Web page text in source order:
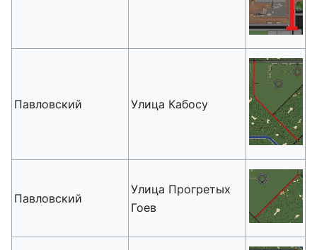
Павловский Улица Кабосу
Павловский
Улица Прогретых
Гоев